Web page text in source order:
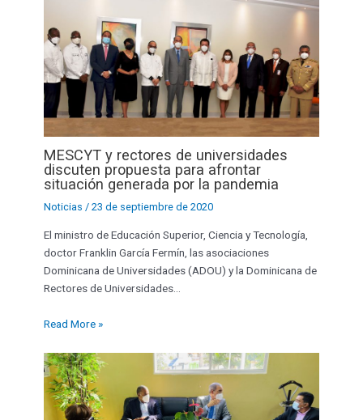
MESCYT y rectores de universidades
discuten propuesta para afrontar
situación generada por la pandemia
Noticias /23 de septiembre de 2020
El ministro de Educación Superior, Ciencia y Tecnología,
doctor Franklin García Fermín, las asociaciones
Dominicana de Universidades (ADOU) y la Dominicana de
Rectores de Universidades…
Read More »